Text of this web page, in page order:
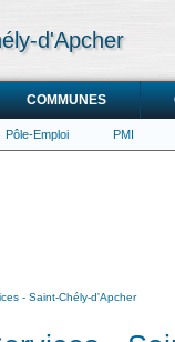
d'Apcher
COMMUNES
Pôle-Emploi PMI
- Saint-Chély-d'Apcher